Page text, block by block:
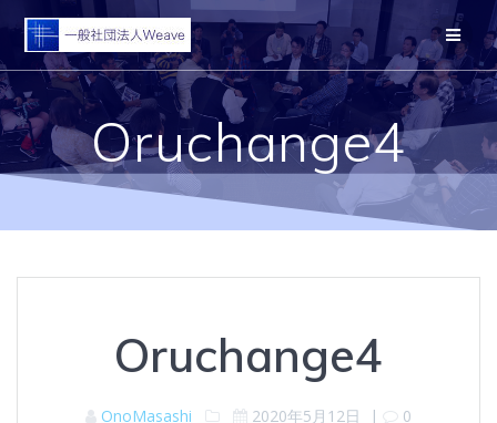
コ
テ
ン
ツ
ス
キ
Oruchange4
Oruchange4
OnoMasashi 2020年5月12日 | 0